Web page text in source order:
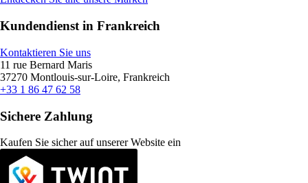
Kundendienst in Frankreich
Kontaktieren Sie uns
11 rue Bernard Maris
37270 Montlouis-sur-Loire, Frankreich
+33 1 86 47 62 58
Sichere Zahlung
Kaufen Sie sicher auf unserer Website ein